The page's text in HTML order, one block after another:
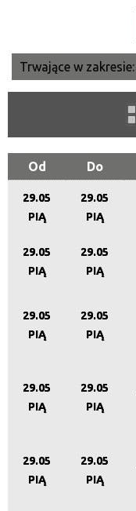
Szukana fraza
Kategoria
Trwające w zakresie
Miejsce
Organizator
Promowane
Trwające w zakresie:
Od Do
29.05
PIĄ
29.05
PIĄ
29.05
PIĄ
29.05
PIĄ
29.05
PIĄ
29.05
PIĄ
29.05
PIĄ
29.05
PIĄ
29.05
PIĄ
29.05
PIĄ